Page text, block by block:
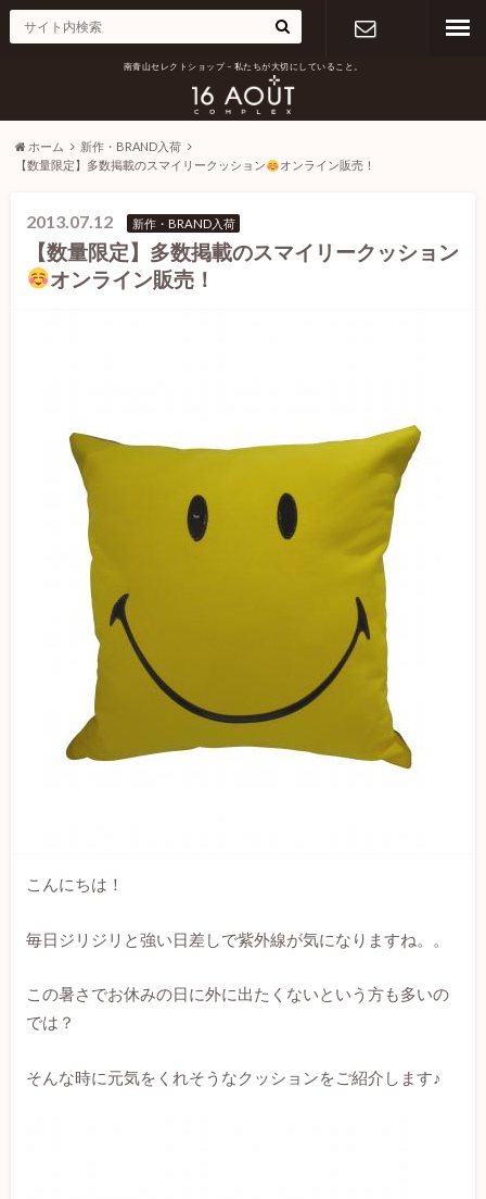
南青山セレクトショップ – 私たちが大切にしていること。
ホーム
新作・BRAND入荷
【数量限定】多数掲載のスマイリークッション
オンライン販売！
2013.07.12 新作・BRAND入荷
【数量限定】多数掲載のスマイリークッション
オンライン販売！
こんにちは！
毎日ジリジリと強い日差しで紫外線が気になりますね。。
この暑さでお休みの日に外に出たくないという方も多いの
では？
そんな時に元気をくれそうなクッションをご紹介します♪